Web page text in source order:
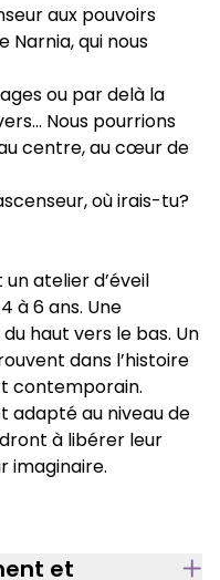
aux pouvoirs
Narnia, qui nous
ou par delà la
Nous pourrions
centre, au cœur de
où irais-tu?
atelier d’éveil
à 6 ans. Une
haut vers le bas. Un
dans l’histoire
contemporain.
adapté au niveau de
à libérer leur
imaginaire.
et